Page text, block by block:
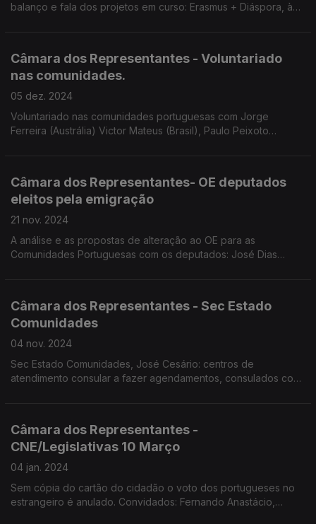
balanço e fala dos projetos em curso: Erasmus + Diáspora, à
Câmara dos Representantes - Voluntariado
nas comunidades.
05 dez. 2024
Voluntariado nas comunidades portuguesas com Jorge
Ferreira (Austrália) Victor Mateus (Brasil), Paulo Peixoto
Câmara dos Representantes- OE deputados
eleitos pela emigração
21 nov. 2024
A análise e as propostas de alteração ao OE para as
Comunidades Portuguesas com os deputados: José Dias
Câmara dos Representantes - Sec Estado
Comunidades
04 nov. 2024
Sec Estado Comunidades, José Cesário: centros de
atendimento consular a fazer agendamentos, consulados com
Câmara dos Representantes -
CNE/Legislativas 10 Março
04 jan. 2024
Sem cópia do cartão do cidadão o voto dos portugueses no
estrangeiro é anulado. Convidados: Fernando Anastácio,